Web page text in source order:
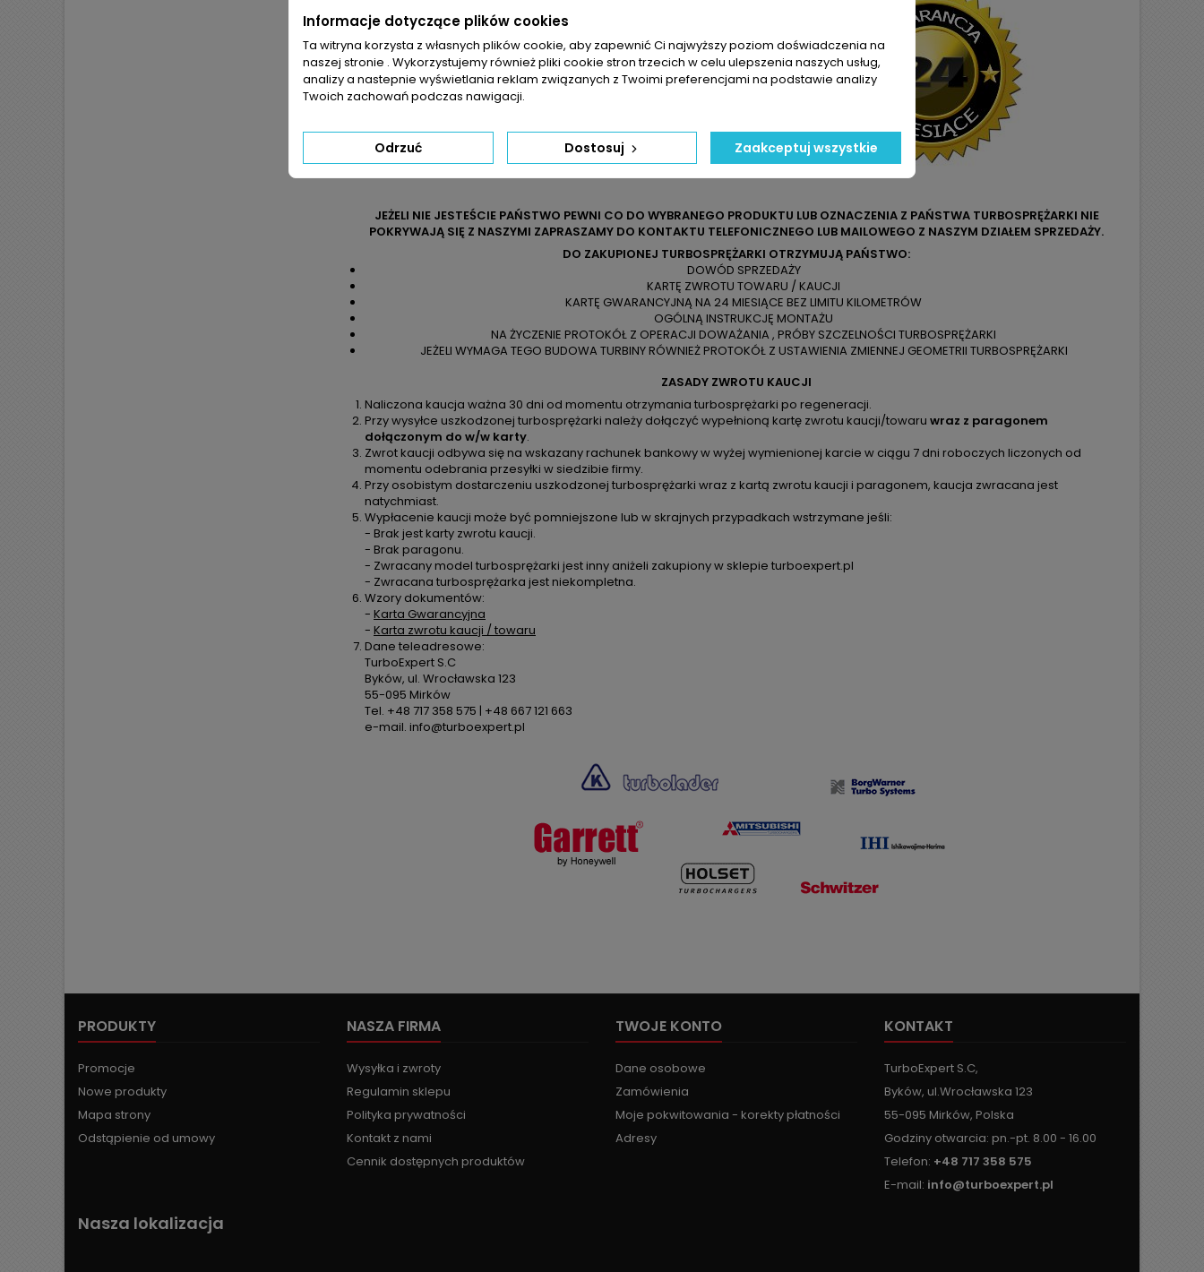
JEŻELI NIE JESTEŚCIE PAŃSTWO PEWNI CO DO WYBRANEGO PRODUKTU LUB OZNACZENIA Z PAŃSTWA TURBOSPRĘŻARKI NIE
POKRYWAJĄ SIĘ Z NASZYMI ZAPRASZAMY DO KONTAKTU TELEFONICZNEGO LUB MAILOWEGO Z NASZYM DZIAŁEM SPRZEDAŻY.
DO ZAKUPIONEJ TURBOSPRĘŻARKI OTRZYMUJĄ PAŃSTWO:
DOWÓD SPRZEDAŻY
KARTĘ ZWROTU TOWARU / KAUCJI
KARTĘ GWARANCYJNĄ NA 24 MIESIĄCE BEZ LIMITU KILOMETRÓW
OGÓLNĄ INSTRUKCJĘ MONTAŻU
NA ŻYCZENIE PROTOKÓŁ Z OPERACJI DOWAŻANIA , PRÓBY SZCZELNOŚCI TURBOSPRĘŻARKI
JEŻELI WYMAGA TEGO BUDOWA TURBINY RÓWNIEŻ PROTOKÓŁ Z USTAWIENIA ZMIENNEJ GEOMETRII TURBOSPRĘŻARKI
ZASADY ZWROTU KAUCJI
Naliczona kaucja ważna 30 dni od momentu otrzymania turbosprężarki po regeneracji.
Przy wysyłce uszkodzonej turbosprężarki należy dołączyć wypełnioną kartę zwrotu kaucji/towaru wraz z paragonem
dołączonym do w/w karty.
Zwrot kaucji odbywa się na wskazany rachunek bankowy w wyżej wymienionej karcie w ciągu 7 dni roboczych liczonych od
momentu odebrania przesyłki w siedzibie firmy.
Przy osobistym dostarczeniu uszkodzonej turbosprężarki wraz z kartą zwrotu kaucji i paragonem, kaucja zwracana jest
natychmiast.
Wypłacenie kaucji może być pomniejszone lub w skrajnych przypadkach wstrzymane jeśli:
- Brak jest karty zwrotu kaucji.
- Brak paragonu.
- Zwracany model turbosprężarki jest inny aniżeli zakupiony w sklepie turboexpert.pl
- Zwracana turbosprężarka jest niekompletna.
Wzory dokumentów:
- Karta Gwarancyjna
- Karta zwrotu kaucji / towaru
Dane teleadresowe:
TurboExpert S.C
Byków, ul. Wrocławska 123
55-095 Mirków
Tel. +48 717 358 575 | +48 667 121 663
e-mail. info@turboexpert.pl
PRODUKTY
Promocje
Nowe produkty
Mapa strony
Odstąpienie od umowy
NASZA FIRMA
Wysyłka i zwroty
Regulamin sklepu
Polityka prywatności
Kontakt z nami
Cennik dostępnych produktów
TWOJE KONTO
Dane osobowe
Zamówienia
Moje pokwitowania - korekty płatności
Adresy
KONTAKT
TurboExpert S.C,
Byków, ul.Wrocławska 123
55-095 Mirków, Polska
Godziny otwarcia: pn.-pt. 8.00 - 16.00
Telefon: +48 717 358 575
E-mail: info@turboexpert.pl
Nasza lokalizacja
Informacje dotyczące plików cookies
Ta witryna korzysta z własnych plików cookie, aby zapewnić Ci najwyższy poziom doświadczenia na
naszej stronie . Wykorzystujemy również pliki cookie stron trzecich w celu ulepszenia naszych usług,
analizy a nastepnie wyświetlania reklam związanych z Twoimi preferencjami na podstawie analizy
Twoich zachowań podczas nawigacji.
Odrzuć Dostosuj Zaakceptuj wszystkie